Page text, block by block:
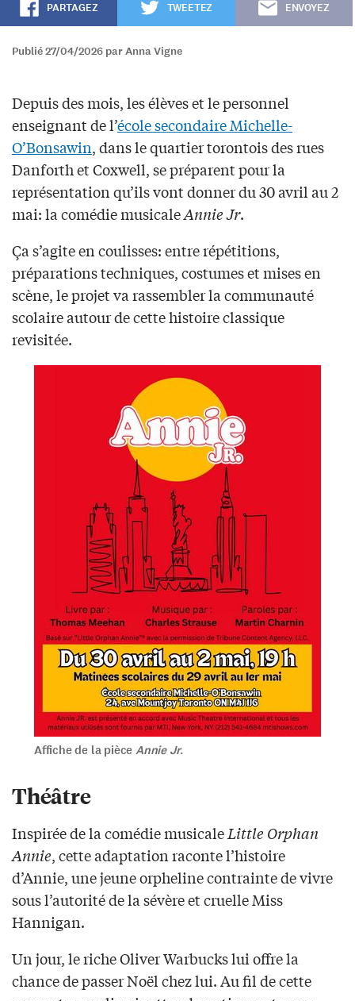
PARTAGEZ TWEETEZ ENVOYEZ
Publié 27/04/2026 par Anna Vigne
Depuis des mois, les élèves et le personnel
enseignant de l’école secondaire Michelle-
O’Bonsawin, dans le quartier torontois des rues
Danforth et Coxwell, se préparent pour la
représentation qu’ils vont donner du 30 avril au 2
mai: la comédie musicaleAnnie Jr.
Ça s’agite en coulisses: entre répétitions,
préparations techniques, costumes et mises en
scène, le projet va rassembler la communauté
scolaire autour de cette histoire classique
revisitée.
Affiche de la pièce Annie Jr.
Théâtre
Inspirée de la comédie musicaleLittle Orphan
Annie, cette adaptation raconte l’histoire
d’Annie, une jeune orpheline contrainte de vivre
sous l’autorité de la sévère et cruelle Miss
Hannigan.
Un jour, le riche Oliver Warbucks lui offre la
chance de passer Noël chez lui. Au fil de cette